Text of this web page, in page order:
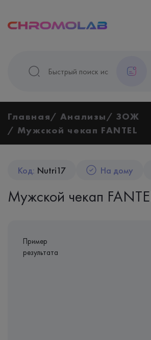
Главная Анализы
ЗОЖ
Мужской чекап FANTEL
Код: Nutri17 На дому
Мужской чекап
Пример
результата